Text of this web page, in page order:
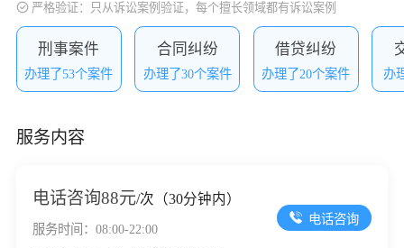
严格验证：只从诉讼案例验证，每个擅长领域都有诉讼案例
刑事案件
办理了53个案件
合同纠纷
办理了30个案件
借贷纠纷
办理了20个案件 办
服务内容
电话咨询88元/次（30分钟内）
服务时间：08:00-22:00
电话咨询